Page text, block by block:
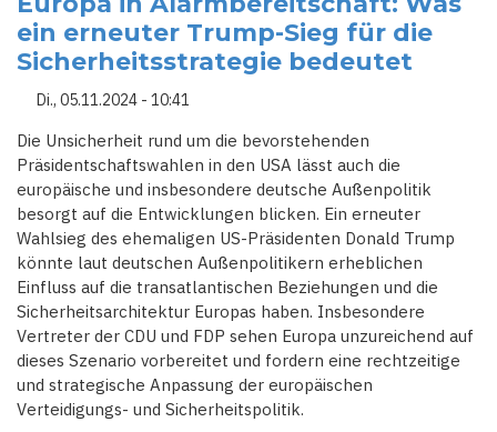
WAS
DEUTSCHLAND
NACH
TRUMPS
RÜCKKEHR
INS
WEISSE H
UN M
USS
ein erneuter Trump-Sieg für die
Sicherheitsstrategie bedeutet
Di., 05.11.2024 - 10:41
Die Unsicherheit rund um die bevorstehenden
Präsidentschaftswahlen in den USA lässt auch die
europäische und insbesondere deutsche Außenpolitik
besorgt auf die Entwicklungen blicken. Ein erneuter
Wahlsieg des ehemaligen US-Präsidenten Donald Trump
könnte laut deutschen Außenpolitikern erheblichen
Einfluss auf die transatlantischen Beziehungen und die
Sicherheitsarchitektur Europas haben. Insbesondere
Vertreter der CDU und FDP sehen Europa unzureichend auf
dieses Szenario vorbereitet und fordern eine rechtzeitige
und strategische Anpassung der europäischen
Verteidigungs- und Sicherheitspolitik.